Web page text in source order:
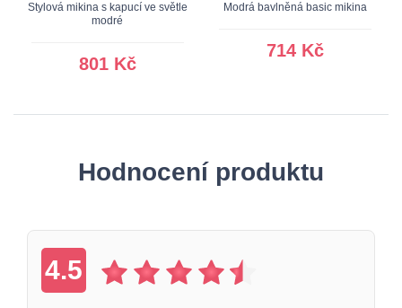
Stylová mikina s kapucí ve světle
modré
801 Kč
Modrá bavlněná basic mikina
714 Kč
Hodnocení produktu
4.5